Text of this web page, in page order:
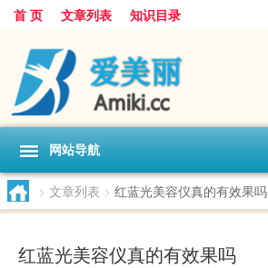
首 页 文章列表 知识目录
网站导航
> 文章列表 > 红蓝光美容仪真的有效果吗
红蓝光美容仪真的有效果吗